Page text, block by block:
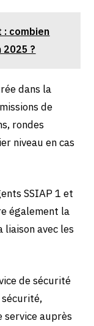
combien
2025 ?
dans la
de
rondes
niveau en cas
SSIAP 1 et
également la
avec les
de sécurité
service auprès